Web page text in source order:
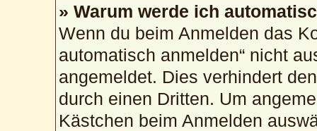
» Warum werde ich
Wenn du beim Anmelden das
automatisch anmelden“ nicht
angemeldet. Dies verhindert
durch einen Dritten. Um
Kästchen beim Anmelden